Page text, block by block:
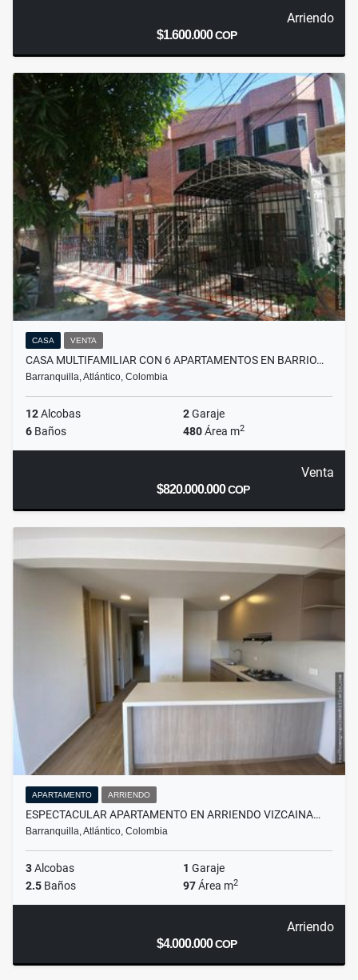
Arriendo
$1.600.000COP
CASA VENTA
CASA MULTIFAMILIAR CON 6 APARTAMENTOS EN BARRIO…
Barranquilla, Atlántico, Colombia
12Alcobas 2Garaje
6 Baños 480Área m2
Venta
$820.000.000COP
APARTAMENTO ARRIENDO
ESPECTACULAR APARTAMENTO EN ARRIENDO VIZCAINA…
Barranquilla, Atlántico, Colombia
3Alcobas 1 Garaje
2.5 Baños 97Área m2
Arriendo
$4.000.000COP